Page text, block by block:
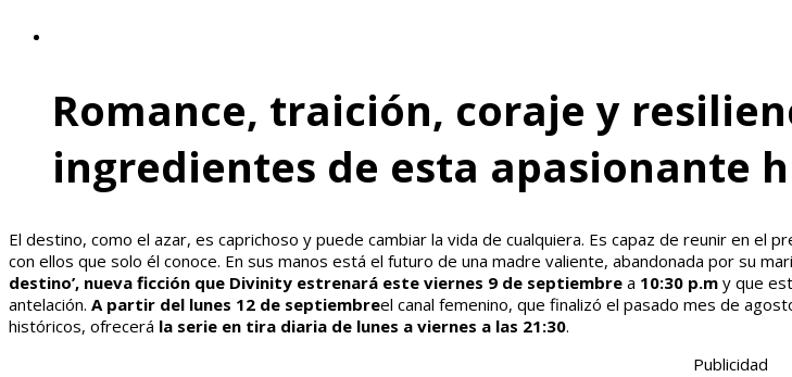
Romance, traición, coraje y
ingredientes de esta apasionante
El destino, como el azar, es caprichoso y puede cambiar la vida de cualquiera. Es capaz de reunir en
con ellos que solo él conoce. En sus manos está el futuro de una madre valiente, abandonada por su
destino’, nueva ficción que Divinity estrenará este viernes 9 de septiembre a 10:30 p.m y que
antelación. A partir del lunes 12 de septiembreel canal femenino, que finalizó el pasado mes de
históricos, ofrecerá la serie en tira diaria de lunes a viernes a las 21:30.
Publicidad